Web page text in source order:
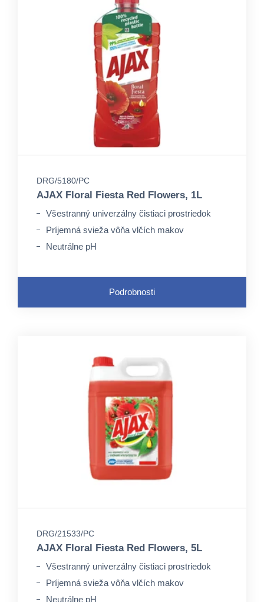
DRG/5180/PC
AJAX Floral Fiesta Red Flowers, 1L
Všestranný univerzálny čistiaci prostriedok
Príjemná svieža vôňa vlčích makov
Neutrálne pH
Podrobnosti
DRG/21533/PC
AJAX Floral Fiesta Red Flowers, 5L
Všestranný univerzálny čistiaci prostriedok
Príjemná svieža vôňa vlčích makov
Neutrálne pH